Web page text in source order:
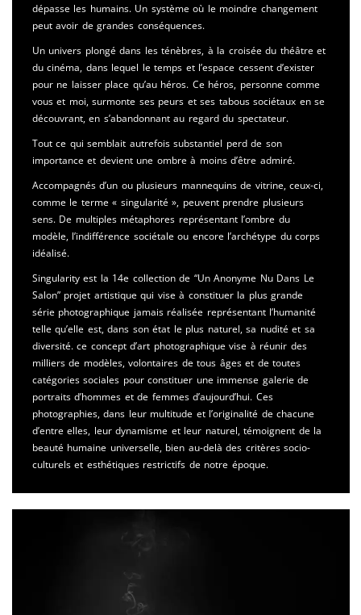
dépasse les humains. Un système où le moindre changement
peut avoir de grandes conséquences.
Un univers plongé dans les ténèbres, à la croisée du théâtre et
du cinéma, dans lequel le temps et l’espace cessent d’exister
pour ne laisser place qu’au héros. Ce héros, personne comme
vous et moi, surmonte ses peurs et ses tabous sociétaux en se
découvrant, en s’abandonnant au regard du spectateur.
Tout ce qui semblait autrefois substantiel perd de son
importance et devient une ombre à moins d’être admiré.
Accompagnés d’un ou plusieurs mannequins de vitrine, ceux-ci,
comme le terme « singularité », peuvent prendre plusieurs
sens. De multiples métaphores représentant l’ombre du
modèle, l’indifférence sociétale ou encore l’archétype du corps
idéalisé.
Singularity est la 14e collection de “Un Anonyme Nu Dans Le
Salon” projet artistique qui vise à constituer la plus grande
série photographique jamais réalisée représentant l’humanité
telle qu’elle est, dans son état le plus naturel, sa nudité et sa
diversité. ce concept d’art photographique vise à réunir des
milliers de modèles, volontaires de tous âges et de toutes
catégories sociales pour constituer une immense galerie de
portraits d’hommes et de femmes d’aujourd’hui. Ces
photographies, dans leur multitude et l’originalité de chacune
d’entre elles, leur dynamisme et leur naturel, témoignent de la
beauté humaine universelle, bien au-delà des critères socio-
culturels et esthétiques restrictifs de notre époque.